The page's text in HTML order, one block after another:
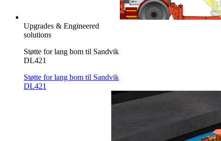
Upgrades & Engineered
solutions
Støtte for lang bom til Sandvik
DL421
Støtte for lang bom til Sandvik
DL421